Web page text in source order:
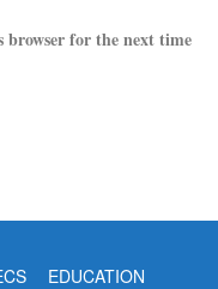
browser for the next time
EDUCATION